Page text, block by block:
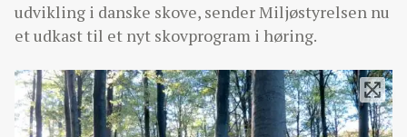
udvikling i danske skove, sender Miljøstyrelsen nu
et udkast til et nyt skovprogram i høring.